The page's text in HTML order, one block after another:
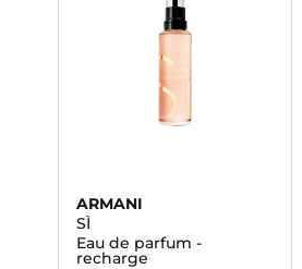
ARMANI
SÌ
Eau de parfum -
recharge